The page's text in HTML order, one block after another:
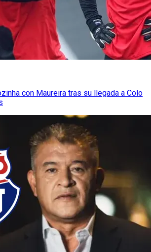
con Maureira tras su llegada a Colo